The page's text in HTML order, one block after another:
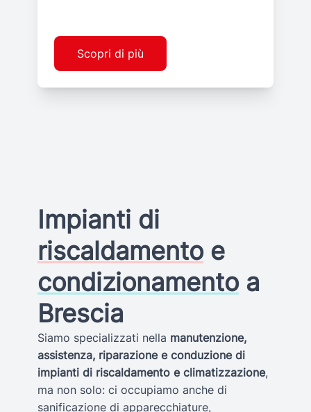
Scopri di più
Impianti di
riscaldamentoe
condizionamentoa
Brescia
Siamo specializzati nella manutenzione,
assistenza, riparazione e conduzione di
impianti di riscaldamento e climatizzazione,
ma non solo: ci occupiamo anche di
sanificazione di apparecchiature,